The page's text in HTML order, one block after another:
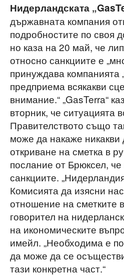
Нидерландската
държавната компания
подробностите по своя
но каза на 20 май, че
относно санкциите е
принуждава компанията
предприема всякакви
внимание.“ „GasTerra“
вторник, че ситуацията
Правителството също
може да накаже никакви
откриване на сметка в
послание от Брюксел,
санкциите.
Комисията да изясни
отношение на сметките
говорител на
на икономическите
имейл. „Необходима е
да може да се
тази конкретна част.“